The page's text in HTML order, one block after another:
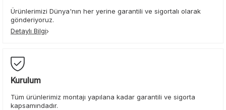
Ürünlerimizi Dünya'nın her yerine garantili ve sigortalı olarak
gönderiyoruz.
Detaylı Bilgi
Kurulum
Tüm ürünlerimiz montajı yapılana kadar garantili ve sigorta
kapsamındadır.